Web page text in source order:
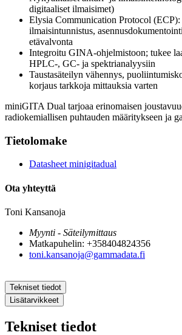
digitaaliset ilmaisimet)
Elysia Communication Protocol (ECP):
ilmaisintunnistus,
etävalvonta
Integroitu GINA-ohjelmistoon; tukee
HPLC-, GC- ja spektrianalyysiin
Taustasäteilyn vähennys,
korjaus tarkkoja mittauksia varten
miniGITA Dual tarjoaa erinomaisen
radiokemiallisen puhtauden määritykseen ja
Tietolomake
Datasheet minigitadual
Ota yhteyttä
Toni Kansanoja
Myynti - Säteilymittaus
Matkapuhelin: +358404824356
toni.kansanoja@gammadata.fi
Tekniset tiedot
Lisätarvikkeet
Tekniset tiedot